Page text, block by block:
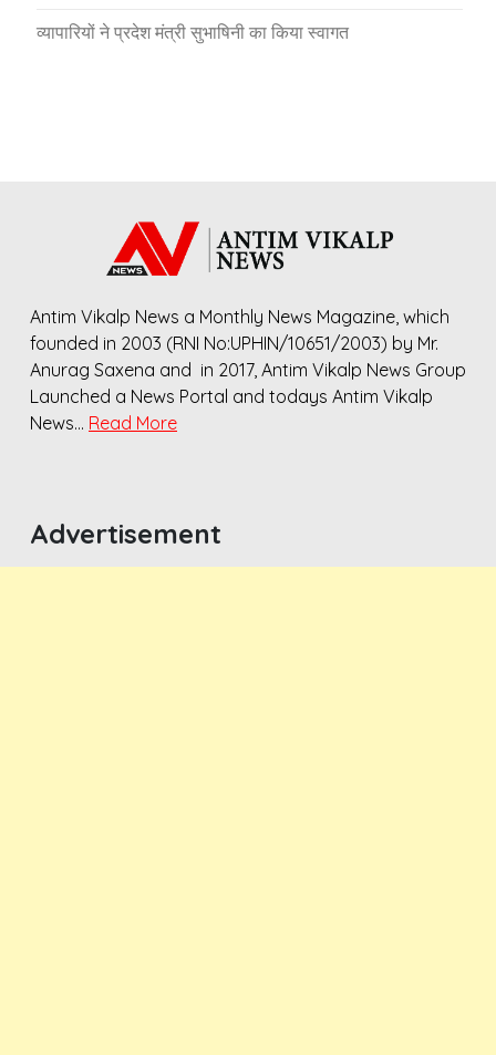
व्यापारियों ने प्रदेश मंत्री सुभाषिनी का किया स्वागत
Antim Vikalp News a Monthly News Magazine, which
founded in 2003 (RNI No:UPHIN/10651/2003) by Mr.
Anurag Saxena and in 2017, Antim Vikalp News Group
Launched a News Portal and todays Antim Vikalp
News… Read More
Advertisement